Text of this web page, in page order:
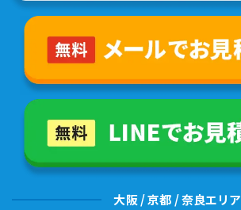
大阪 / 京都 / 奈良エリア